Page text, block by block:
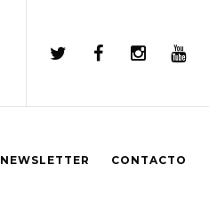
NEWSLETTER CONTACTO